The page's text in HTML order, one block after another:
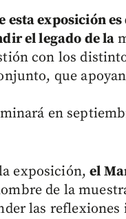
esta exposición
el legado de la
con los
que
en
exposición,el
de la
las